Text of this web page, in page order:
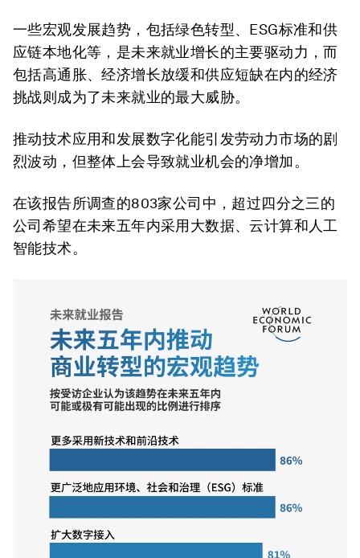
一些宏观发展趋势，包括绿色转型、ESG标准和供
应链本地化等，是未来就业增长的主要驱动力，而
包括高通胀、经济增长放缓和供应短缺在内的经济
挑战则成为了未来就业的最大威胁。
推动技术应用和发展数字化能引发劳动力市场的剧
烈波动，但整体上会导致就业机会的净增加。
在该报告所调查的803家公司中，超过四分之三的
公司希望在未来五年内采用大数据、云计算和人工
智能技术。